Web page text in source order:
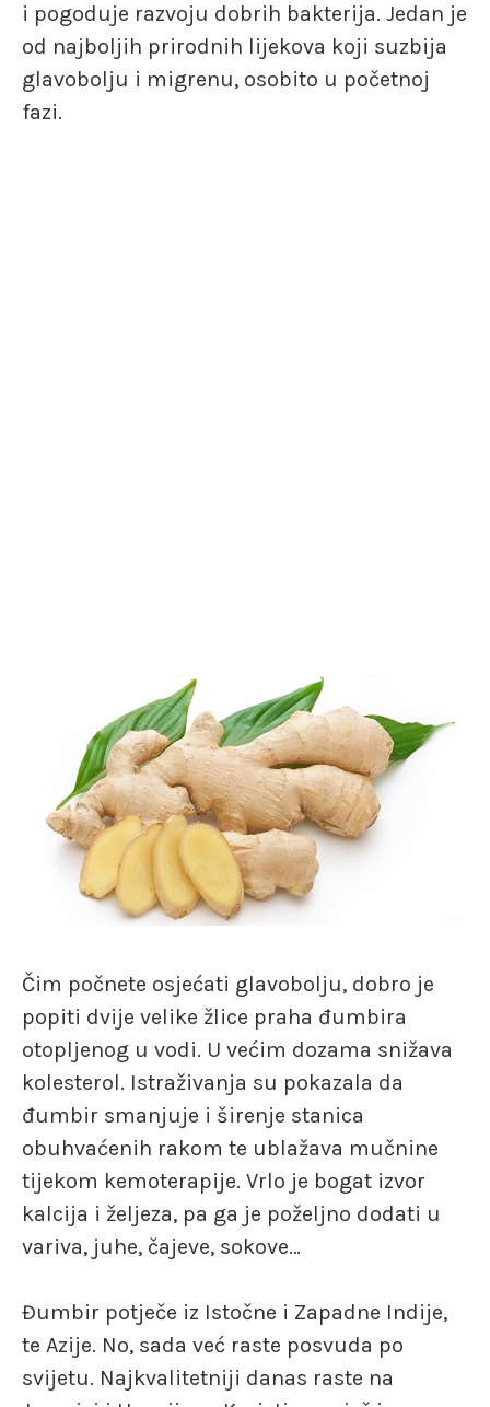
i pogoduje razvoju dobrih bakterija. Jedan je
od najboljih prirodnih lijekova koji suzbija
glavobolju i migrenu, osobito u početnoj
fazi.
Čim počnete osjećati glavobolju, dobro je
popiti dvije velike žlice praha đumbira
otopljenog u vodi. U većim dozama snižava
kolesterol. Istraživanja su pokazala da
đumbir smanjuje i širenje stanica
obuhvaćenih rakom te ublažava mučnine
tijekom kemoterapije. Vrlo je bogat izvor
kalcija i željeza, pa ga je poželjno dodati u
variva, juhe, čajeve, sokove…
Đumbir potječe iz Istočne i Zapadne Indije,
te Azije. No, sada već raste posvuda po
svijetu. Najkvalitetniji danas raste na